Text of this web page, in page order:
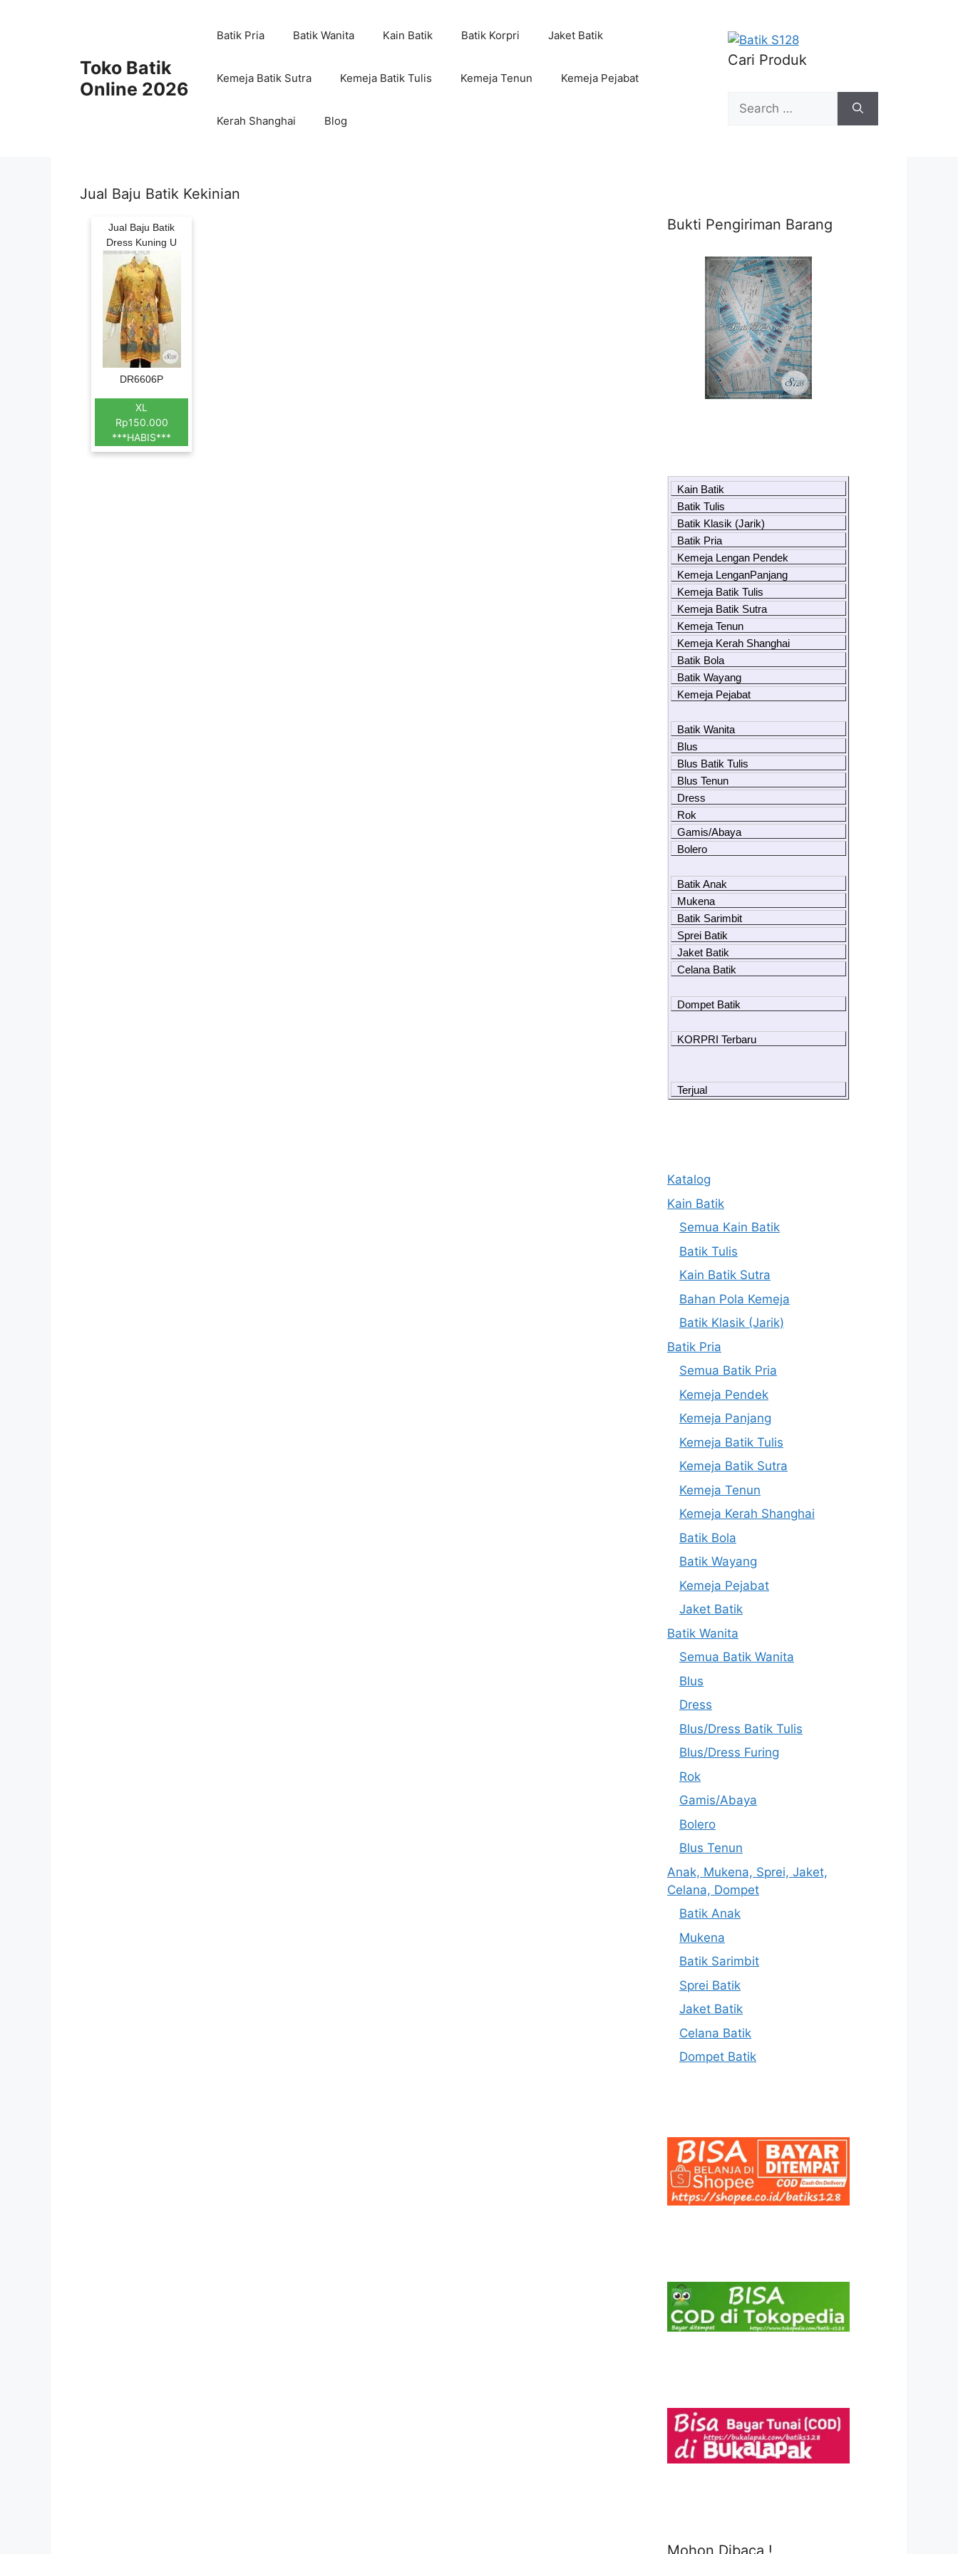
Toko Batik
Online 2026
Batik Pria Batik Wanita Kain Batik Batik Korpri Jaket Batik
Kemeja Batik Sutra Kemeja Batik Tulis Kemeja Tenun Kemeja Pejabat
Kerah Shanghai Blog
Cari Produk
Search
for:
Jual Baju Batik Kekinian
Jual Baju Batik
Dress Kuning U
DR6606P
XL
Rp150.000
***HABIS***
Bukti Pengiriman Barang
Kain Batik
Batik Tulis
Batik Klasik (Jarik)
Batik Pria
Kemeja Lengan Pendek
Kemeja LenganPanjang
Kemeja Batik Tulis
Kemeja Batik Sutra
Kemeja Tenun
Kemeja Kerah Shanghai
Batik Bola
Batik Wayang
Kemeja Pejabat
Batik Wanita
Blus
Blus Batik Tulis
Blus Tenun
Dress
Rok
Gamis/Abaya
Bolero
Batik Anak
Mukena
Batik Sarimbit
Sprei Batik
Jaket Batik
Celana Batik
Dompet Batik
KORPRI Terbaru
Terjual
Katalog
Kain Batik
Semua Kain Batik
Batik Tulis
Kain Batik Sutra
Bahan Pola Kemeja
Batik Klasik (Jarik)
Batik Pria
Semua Batik Pria
Kemeja Pendek
Kemeja Panjang
Kemeja Batik Tulis
Kemeja Batik Sutra
Kemeja Tenun
Kemeja Kerah Shanghai
Batik Bola
Batik Wayang
Kemeja Pejabat
Jaket Batik
Batik Wanita
Semua Batik Wanita
Blus
Dress
Blus/Dress Batik Tulis
Blus/Dress Furing
Rok
Gamis/Abaya
Bolero
Blus Tenun
Anak, Mukena, Sprei, Jaket,
Celana, Dompet
Batik Anak
Mukena
Batik Sarimbit
Sprei Batik
Jaket Batik
Celana Batik
Dompet Batik
Mohon Dibaca !